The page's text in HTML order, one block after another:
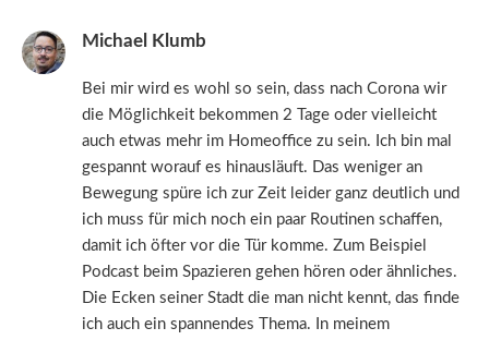
Michael Klumb
Bei mir wird es wohl so sein, dass nach Corona wir
die Möglichkeit bekommen 2 Tage oder vielleicht
auch etwas mehr im Homeoffice zu sein. Ich bin mal
gespannt worauf es hinausläuft. Das weniger an
Bewegung spüre ich zur Zeit leider ganz deutlich und
ich muss für mich noch ein paar Routinen schaffen,
damit ich öfter vor die Tür komme. Zum Beispiel
Podcast beim Spazieren gehen hören oder ähnliches.
Die Ecken seiner Stadt die man nicht kennt, das finde
ich auch ein spannendes Thema. In meinem